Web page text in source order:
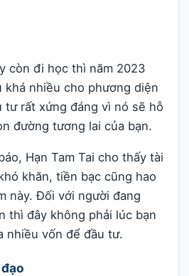
còn đi học thì năm 2023
khá nhiều cho phương diện
tư rất xứng đáng vì nó sẽ hỗ
đường tương lai của bạn.
Hạn Tam Tai cho thấy tài
khăn, tiền bạc cũng hao
này. Đối với người đang
thì đây không phải lúc bạn
nhiều vốn để đầu tư.